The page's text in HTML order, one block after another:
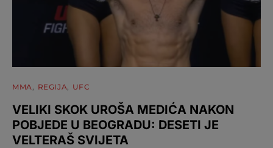
MMA REGIJA UFC
VELIKI SKOK UROŠA MEDIĆA NAKON
POBJEDE U BEOGRADU: DESETI JE
VELTERAŠ SVIJETA